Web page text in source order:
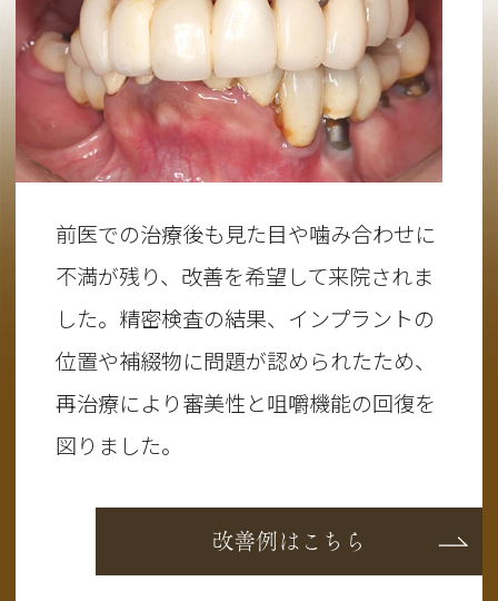
前医での治療後も見た目や噛み合わせに
不満が残り、改善を希望して来院されま
した。精密検査の結果、インプラントの
位置や補綴物に問題が認められたため、
再治療により審美性と咀嚼機能の回復を
図りました。
改善例はこちら